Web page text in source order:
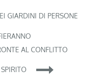
GIARDINI DI PERSONE
AL CONFLITTO